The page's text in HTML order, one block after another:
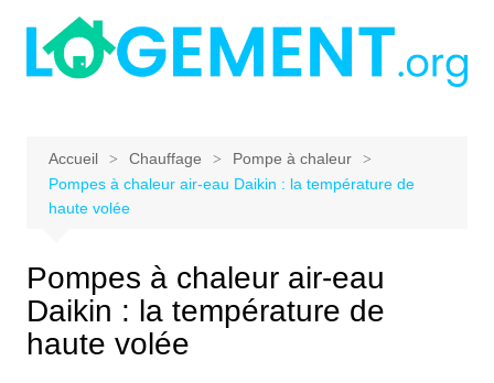
contenu
Accueil Chauffage
Pompe à chaleur
Pompes à chaleur air-eau Daikin : la température de
haute volée
Pompes à chaleur air-eau
Daikin : la température de
haute volée